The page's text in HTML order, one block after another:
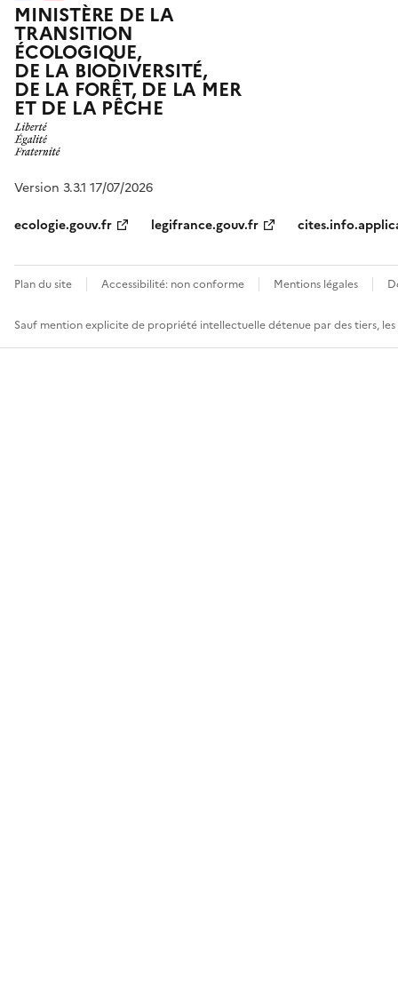
MINISTÈRE DE LA
TRANSITION
ÉCOLOGIQUE,
DE LA BIODIVERSITÉ,
DE LA FORÊT, DE LA MER
ET DE LA PÊCHE
Version 3.3.1 17/07/2026
ecologie.gouv.fr
legifrance.gouv.fr
Plan du site Accessibilité: non conforme Mentions légales
Sauf mention explicite de propriété intellectuelle détenue par des tiers,